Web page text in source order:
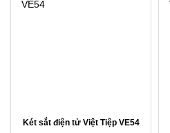
Két sắt điện tử Việt Tiệp VE54